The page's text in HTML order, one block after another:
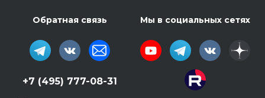
Обратная связь
+7 (495) 777-08-31
Мы в социальных сетях